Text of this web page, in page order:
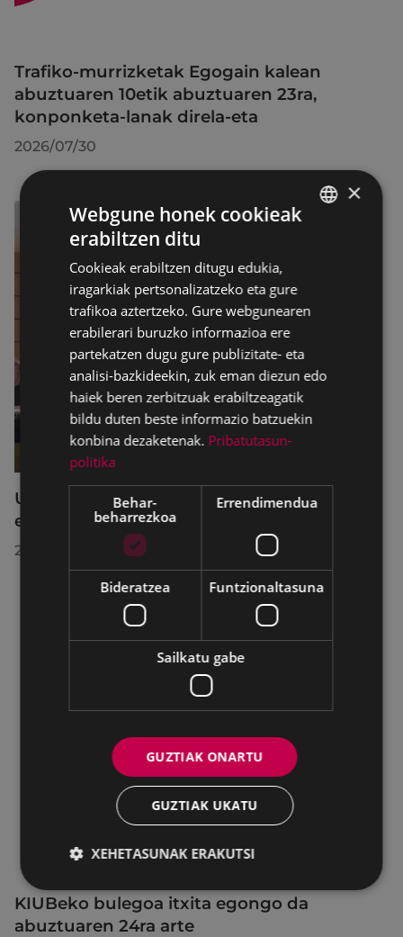
Trafiko-murrizketak Egogain kalean
abuztuaren 10etik abuztuaren 23ra,
konponketa-lanak direla-eta
2026/07/30
Udalbatzak 2026ko uztailaren 27an
egindako bilkuran hartutako erabakiak
2026/07/28
KIUBeko bulegoa itxita egongo da
abuztuaren 24ra arte
×
Webgune honek cookieak
erabiltzen ditu
Cookieak erabiltzen ditugu edukia,
iragarkiak pertsonalizatzeko eta gure
trafikoa aztertzeko. Gure webgunearen
erabilerari buruzko informazioa ere
partekatzen dugu gure publizitate- eta
analisi-bazkideekin, zuk eman diezun edo
haiek beren zerbitzuak erabiltzeagatik
bildu duten beste informazio batzuekin
konbina dezaketenak. Pribatutasun-
politika
Behar-
beharrezkoa
Errendimendua
Bideratzea Funtzionaltasuna
Sailkatu gabe
GUZTIAK ONARTU
GUZTIAK UKATU
XEHETASUNAK ERAKUTSI